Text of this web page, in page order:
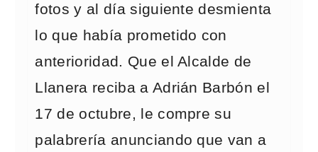
fotos y al día siguiente desmienta
lo que había prometido con
anterioridad. Que el Alcalde de
Llanera reciba a Adrián Barbón el
17 de octubre, le compre su
palabrería anunciando que van a